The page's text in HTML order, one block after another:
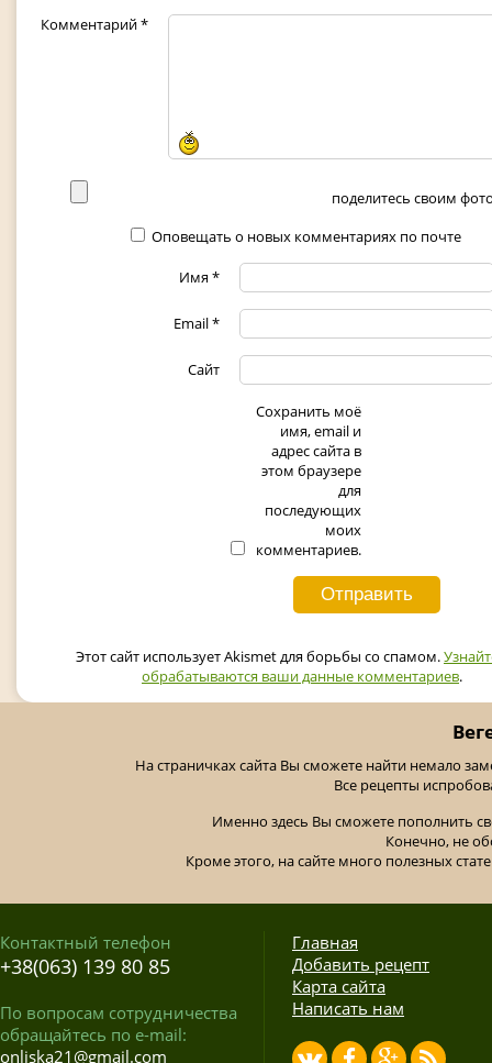
Комментарий*
поделитесь своим
Оповещать о новых комментариях по почте
Имя*
Email*
Сайт
Сохранить моё
имя, email и
адрес сайта в
этом браузере
для
последующих
моих
комментариев.
Этот сайт использует Akismet для борьбы со спамом.
обрабатываются ваши данные комментариев.
На страничках сайта Вы сможете найти немало
Все рецепты
Именно здесь Вы сможете пополнить
Конечно, не
Кроме этого, на сайте много полезных
Контактный телефон
+38(063) 139 80 85
По вопросам сотрудничества
обращайтесь по e-mail:
onliska21@gmail.com
Главная
Добавить рецепт
Карта сайта
Написать нам